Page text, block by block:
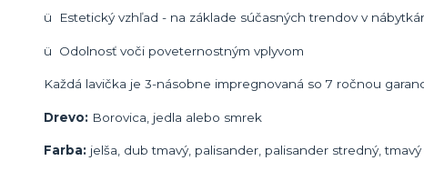
ü Estetický vzhľad - na základe súčasných trendov v
ü Odolnosť voči poveternostným vplyvom
Každá lavička je 3-násobne impregnovaná so 7 ročnou
Drevo: Borovica, jedla alebo smrek
Farba: jelša, dub tmavý, palisander, palisander stredný,